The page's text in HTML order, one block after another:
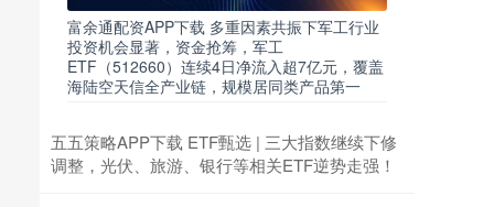
富余通配资APP下载 多重因素共振下军工行业
投资机会显著，资金抢筹，军工
ETF（512660）连续4日净流入超7亿元，覆盖
海陆空天信全产业链，规模居同类产品第一
五五策略APP下载 ETF甄选 | 三大指数继续下修
调整，光伏、旅游、银行等相关ETF逆势走强！